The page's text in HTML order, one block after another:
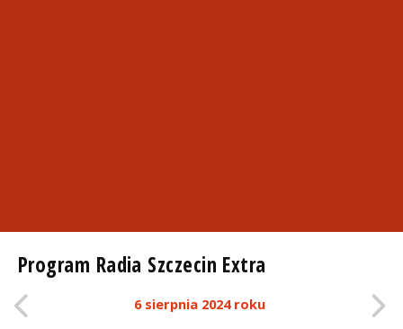
Program Radia Szczecin Extra
6 sierpnia 2024 roku